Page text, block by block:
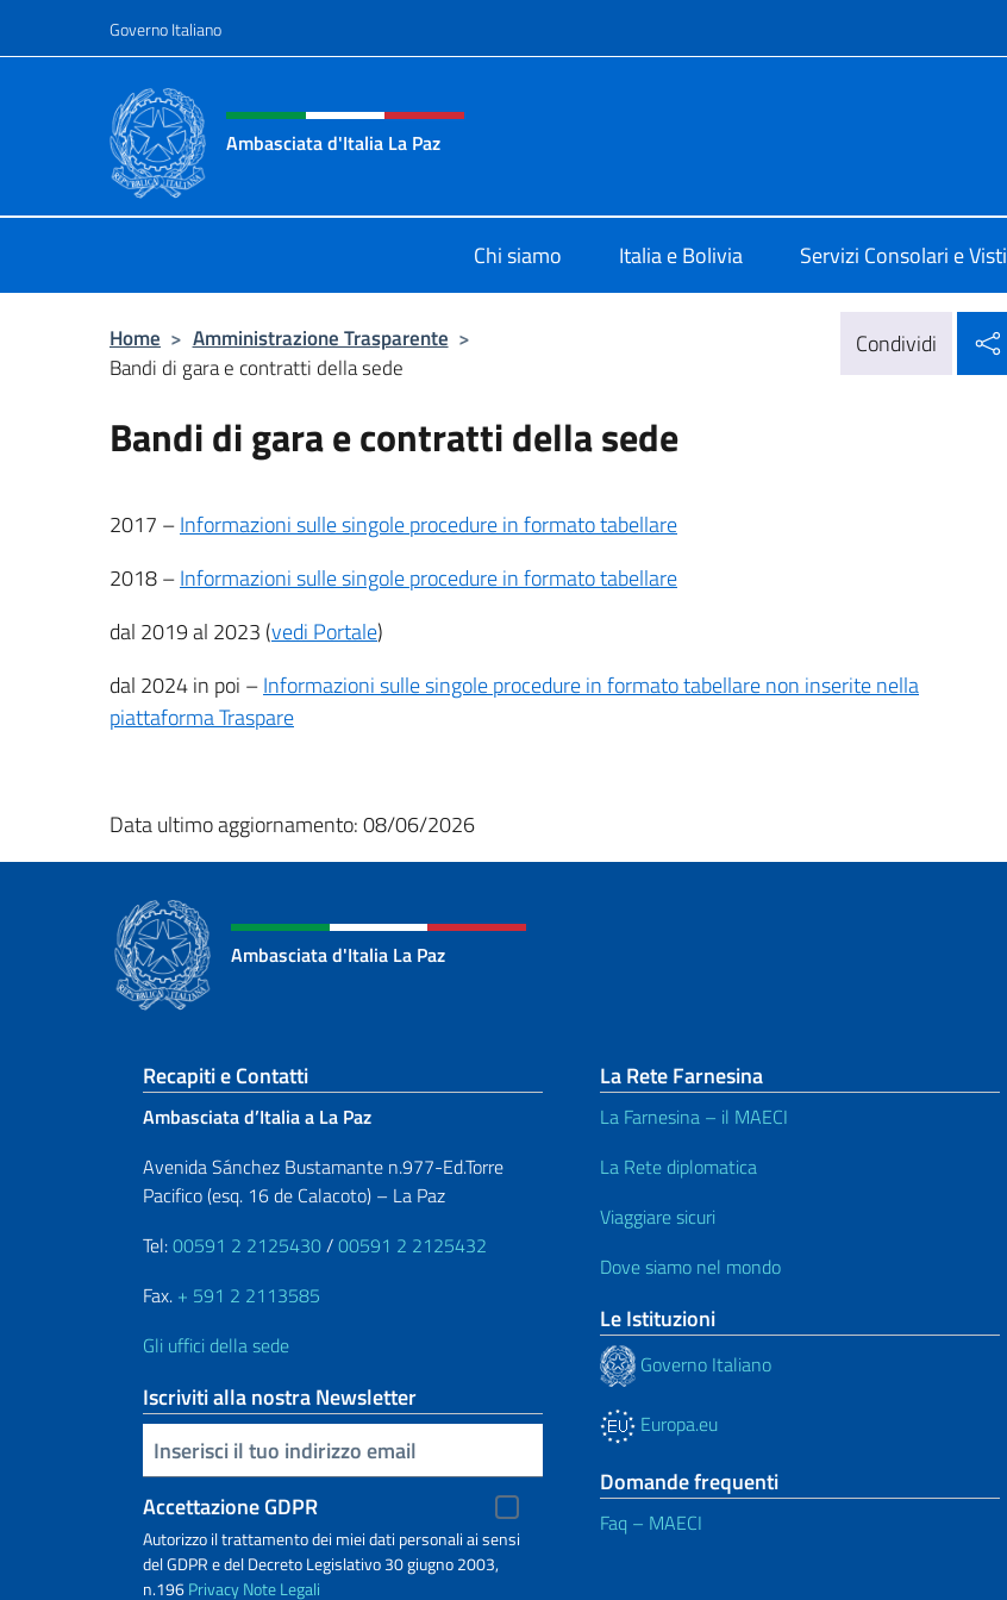
Governo Italiano
Intestazione sito, social e menù
Ambasciata d'Italia La Paz
Chi siamo Italia e Bolivia Servizi Consolari e Visti
Home > Amministrazione Trasparente >
Bandi di gara e contratti della sede
Condividi
Bandi di gara e contratti della sede
2017 –Informazioni sulle singole procedure in formato tabellare
2018 –Informazioni sulle singole procedure in formato tabellare
dal 2019 al 2023 (vedi Portale)
dal 2024 in poi –Informazioni sulle singole procedure in formato tabellare non inserite nella
piattaforma Traspare
Data ultimo aggiornamento: 08/06/2026
Ambasciata d'Italia La Paz
Sezione footer
Recapiti e Contatti
Ambasciata d’Italia a La Paz
Avenida Sánchez Bustamante n.977-Ed.Torre
Pacifico (esq. 16 de Calacoto) – La Paz
Tel:00591 2 2125430/00591 2 2125432
Fax. + 591 2 2113585
Gli uffici della sede
Iscriviti alla nostra Newsletter
Inserisci la tua email
Accettazione GDPR
Autorizzo il trattamento dei miei dati personali ai sensi
del GDPR e del Decreto Legislativo 30 giugno 2003,
n.196PrivacyNote Legali
La Rete Farnesina
La Farnesina – il MAECI
La Rete diplomatica
Viaggiare sicuri
Dove siamo nel mondo
Le Istituzioni
Governo Italiano
Europa.eu
Domande frequenti
Faq – MAECI